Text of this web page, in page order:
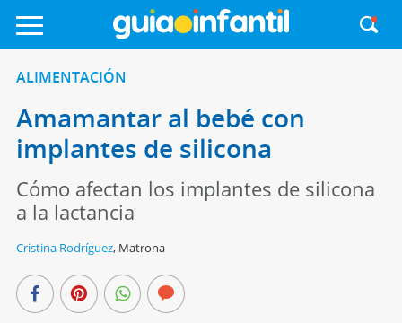
ALIMENTACIÓN
Amamantar al bebé con
implantes de silicona
Cómo afectan los implantes de silicona
a la lactancia
Cristina Rodríguez, Matrona